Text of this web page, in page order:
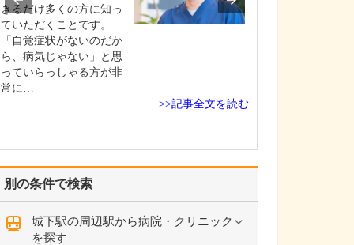
別の条件で検索
城下駅の周辺駅から病院・クリニック
を探す
きるだけ多くの方に知っ
ていただくことです。
「自覚症状がないのだか
ら、病気じゃない」と思
っていらっしゃる方が非
常に…
>>記事全文を読む